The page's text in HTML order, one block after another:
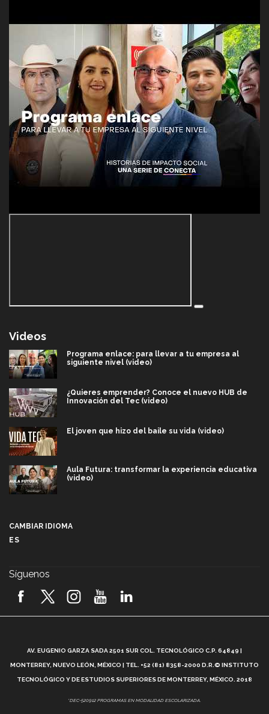
Videos
Programa enlace: para llevar a tu empresa al
siguiente nivel (video)
¿Quieres emprender? Conoce el nuevo HUB de
Innovación del Tec (video)
El joven que hizo del baile su vida (video)
Aula Futura: transformar la experiencia educativa
(video)
2026! (video)
¿Cómo es el Modelo Educativo Tec? (video)
Vida Tec: Feminismo e Inteligencia Artificial, Paola
CAMBIAR IDIOMA
ES
Síguenos
AV. EUGENIO GARZA SADA 2501 SUR COL. TECNOLÓGICO C.P. 64849 |
MONTERREY, NUEVO LEÓN, MÉXICO | TEL. +52 (81) 8358-2000 D.R.© INSTITUTO
TECNOLÓGICO Y DE ESTUDIOS SUPERIORES DE MONTERREY, MÉXICO. 2018
*DEC-520912 PROGRAMAS EN MODALIDAD ESCOLARIZADA.